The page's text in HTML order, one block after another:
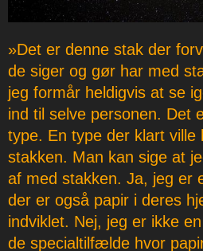
»Det er denne stak der
de siger og gør har med
jeg formår heldigvis at se
ind til selve personen. Det
type. En type der klart ville
stakken. Man kan sige at
af med stakken. Ja, jeg er
der er også papir i deres
indviklet. Nej, jeg er ikke
de specialtilfælde hvor